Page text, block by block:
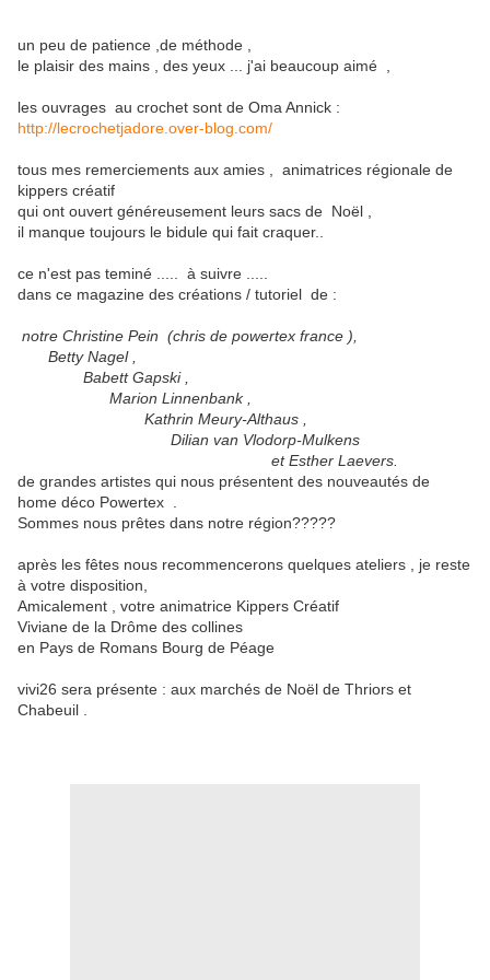
un peu de patience ,de méthode ,
le plaisir des mains , des yeux ... j'ai beaucoup aimé ,
les ouvrages au crochet sont de Oma Annick :
http://lecrochetjadore.over-blog.com/
tous mes remerciements aux amies , animatrices régionale de
kippers créatif
qui ont ouvert généreusement leurs sacs de Noël ,
il manque toujours le bidule qui fait craquer..
ce n'est pas teminé ..... à suivre .....
dans ce magazine des créations / tutoriel de :
notre Christine Pein (chris de powertex france ),
Betty Nagel ,
Babett Gapski ,
Marion Linnenbank ,
Kathrin Meury-Althaus ,
Dilian van Vlodorp-Mulkens
et Esther Laevers.
de grandes artistes qui nous présentent des nouveautés de
home déco Powertex .
Sommes nous prêtes dans notre région?????
après les fêtes nous recommencerons quelques ateliers , je reste
à votre disposition,
Amicalement , votre animatrice Kippers Créatif
Viviane de la Drôme des collines
en Pays de Romans Bourg de Péage
vivi26 sera présente : aux marchés de Noël de Thriors et
Chabeuil .